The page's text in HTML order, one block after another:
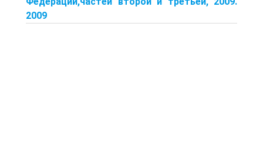
2009